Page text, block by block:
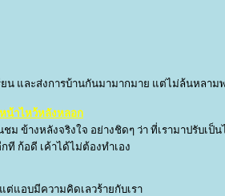
และส่งการบ้านกันมามากมาย แต่ไม่ล้นหลาม
หน้าไหว้หลังหลอก
ม ข้างหลังจริงใจ อย่างชิดๆ ว่า ที่เรามาปรับเ
ที ก้อดี เค้าได้ไม่ต้องทำเอง
ต่แอบมีความคิดเลวร้ายกับเรา